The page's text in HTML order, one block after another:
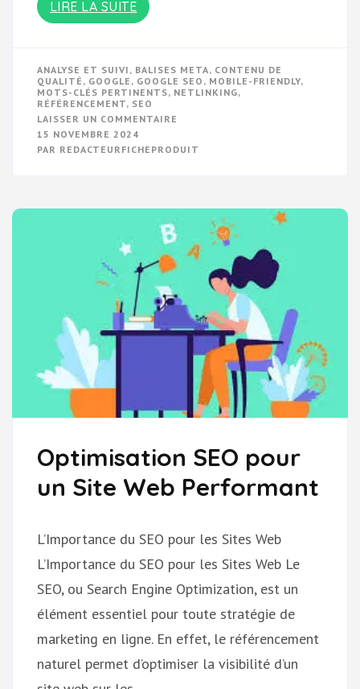
LIRE LA SUITE
ANALYSE ET SUIVI , BALISES META, CONTENU DE
QUALITÉ , GOOGLE , GOOGLE SEO , MOBILE-FRIENDLY,
MOTS-CLÉS PERTINENTS, NETLINKING,
RÉFÉRENCEMENT, SEO
LAISSER UN COMMENTAIRE
RÉFÉRENCEMENT
STRATÉGIES
EFFICACES
15 NOVEMBRE 2024
PAR REDACTEURFICHEPRODUIT
Optimisation SEO pour
un Site Web Performant
L’Importance du SEO pour les Sites Web
L’Importance du SEO pour les Sites Web Le
SEO, ou Search Engine Optimization, est un
élément essentiel pour toute stratégie de
marketing en ligne. En effet, le référencement
naturel permet d’optimiser la visibilité d’un